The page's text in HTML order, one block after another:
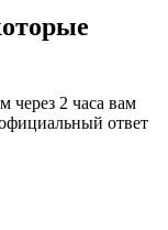
через 2 часа вам
ответ